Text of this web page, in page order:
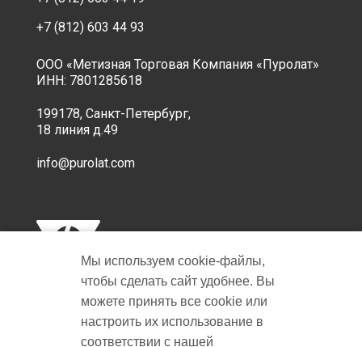
+7 (812) 603 44 93
ООО «Метизная Торговая Компания «Пуролат»
ИНН: 7801285618
199178, Санкт-Петербург,
18 линия д.49
info@purolat.com
Copyright © 2001-2026 Пуролат.
Мы используем cookie‑файлы,
чтобы сделать сайт удобнее. Вы
можете принять все cookie или
настроить их использование в
соответствии с нашей